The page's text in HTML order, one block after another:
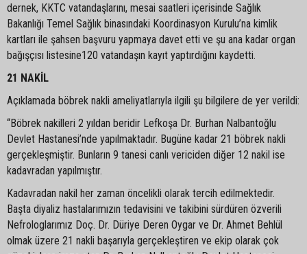
dernek, KKTC vatandaşlarını, mesai saatleri içerisinde Sağlık
Bakanlığı Temel Sağlık binasındaki Koordinasyon Kurulu’na kimlik
kartları ile şahsen başvuru yapmaya davet etti ve şu ana kadar organ
bağışçısı listesine120 vatandaşın kayıt yaptırdığını kaydetti.
21 NAKİL
Açıklamada böbrek nakli ameliyatlarıyla ilgili şu bilgilere de yer verildi:
“Böbrek nakilleri 2 yıldan beridir Lefkoşa Dr. Burhan Nalbantoğlu
Devlet Hastanesi’nde yapılmaktadır. Bugüne kadar 21 böbrek nakli
gerçekleşmiştir. Bunların 9 tanesi canlı vericiden diğer 12 nakil ise
kadavradan yapılmıştır.
Kadavradan nakil her zaman öncelikli olarak tercih edilmektedir.
Başta diyaliz hastalarımızın tedavisini ve takibini sürdüren özverili
Nefrologlarımız Doç. Dr. Düriye Deren Oygar ve Dr. Ahmet Behlül
olmak üzere 21 nakli başarıyla gerçekleştiren ve ekip olarak çok